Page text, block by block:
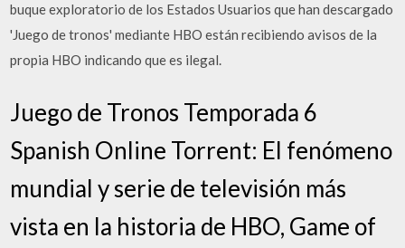
buque exploratorio de los Estados Usuarios que han descargado
'Juego de tronos' mediante HBO están recibiendo avisos de la
propia HBO indicando que es ilegal.
Juego de Tronos Temporada 6
Spanish Online Torrent: El fenómeno
mundial y serie de televisión más
vista en la historia de HBO, Game of